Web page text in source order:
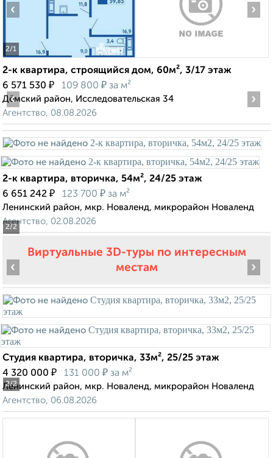
2/1
‹ ›
2-к квартира, строящийся дом, 60м², 3/17 этаж
6 571 530 ₽ 109 800 ₽ за м²
Дёмский район, Исследовательская 34
Агентство, 08.08.2026
2/2
‹ ›
2-к квартира, вторичка, 54м², 24/25 этаж
6 651 242 ₽ 123 700 ₽ за м²
Ленинский район, мкр. Новаленд, микрорайон Новаленд
Агентство, 02.08.2026
Виртуальные 3D-туры по интересным
местам
2/2
‹ ›
Студия квартира, вторичка, 33м², 25/25 этаж
4 320 000 ₽ 131 000 ₽ за м²
Ленинский район, мкр. Новаленд, микрорайон Новаленд
Агентство, 06.08.2026